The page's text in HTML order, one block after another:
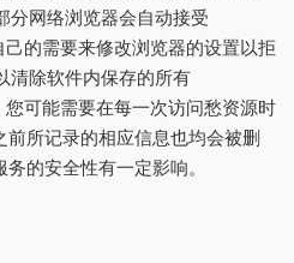
网络浏览器会自动接受
的需要来修改浏览器的设置以拒
清除软件内保存的所有
可能需要在每一次访问愁资源时
所记录的相应信息也均会被删
的安全性有一定影响。